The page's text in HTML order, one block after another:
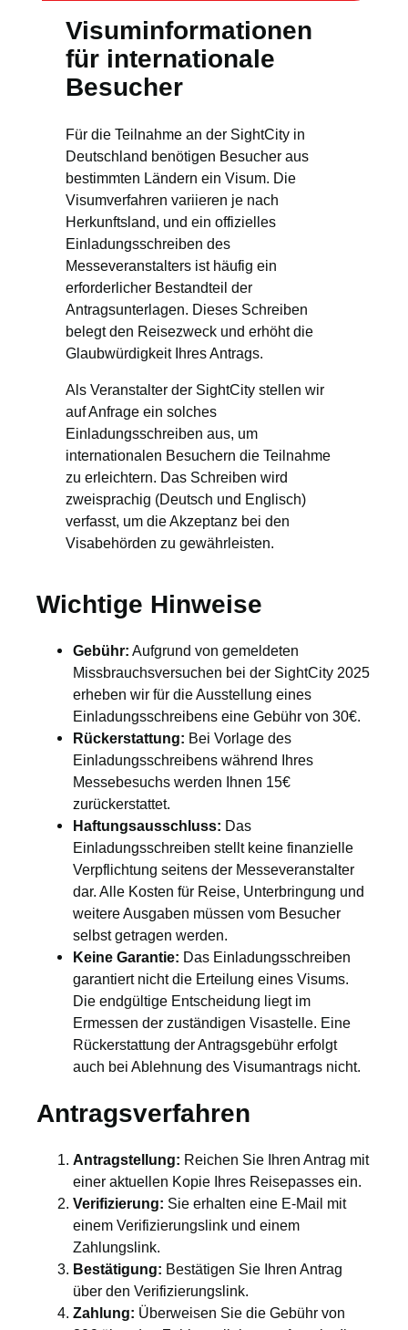
Visuminformationen
für internationale
Besucher
Für die Teilnahme an der SightCity in
Deutschland benötigen Besucher aus
bestimmten Ländern ein Visum. Die
Visumverfahren variieren je nach
Herkunftsland, und ein offizielles
Einladungsschreiben des
Messeveranstalters ist häufig ein
erforderlicher Bestandteil der
Antragsunterlagen. Dieses Schreiben
belegt den Reisezweck und erhöht die
Glaubwürdigkeit Ihres Antrags.
Als Veranstalter der SightCity stellen wir
auf Anfrage ein solches
Einladungsschreiben aus, um
internationalen Besuchern die Teilnahme
zu erleichtern. Das Schreiben wird
zweisprachig (Deutsch und Englisch)
verfasst, um die Akzeptanz bei den
Visabehörden zu gewährleisten.
Wichtige Hinweise
Gebühr: Aufgrund von gemeldeten
Missbrauchsversuchen bei der SightCity 2025
erheben wir für die Ausstellung eines
Einladungsschreibens eine Gebühr von 30€.
Rückerstattung: Bei Vorlage des
Einladungsschreibens während Ihres
Messebesuchs werden Ihnen 15€
zurückerstattet.
Haftungsausschluss: Das
Einladungsschreiben stellt keine finanzielle
Verpflichtung seitens der Messeveranstalter
dar. Alle Kosten für Reise, Unterbringung und
weitere Ausgaben müssen vom Besucher
selbst getragen werden.
Keine Garantie: Das Einladungsschreiben
garantiert nicht die Erteilung eines Visums.
Die endgültige Entscheidung liegt im
Ermessen der zuständigen Visastelle. Eine
Rückerstattung der Antragsgebühr erfolgt
auch bei Ablehnung des Visumantrags nicht.
Antragsverfahren
Antragstellung: Reichen Sie Ihren Antrag mit
einer aktuellen Kopie Ihres Reisepasses ein.
Verifizierung: Sie erhalten eine E-Mail mit
einem Verifizierungslink und einem
Zahlungslink.
Bestätigung: Bestätigen Sie Ihren Antrag
über den Verifizierungslink.
Zahlung: Überweisen Sie die Gebühr von